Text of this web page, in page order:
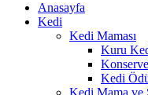
Anasayfa
Kedi
Kedi Maması
Kuru
Kedi
Kedi Mama ve